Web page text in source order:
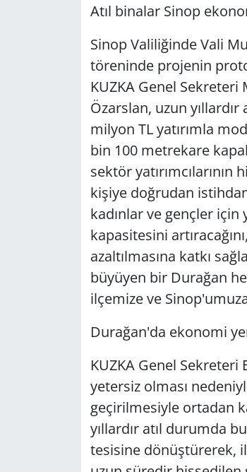
Atıl binalar Sinop
Sinop Valiliğinde Vali
töreninde projenin
KUZKA Genel
Özarslan, uzun
milyon TL yatırımla
bin 100 metrekare
sektör
kişiye doğrudan
kadınlar ve gençler için
kapasitesini
azaltılmasına katkı
büyüyen bir Durağan
ilçemize ve
Durağan'da ekonomi
KUZKA Genel
yetersiz olması
geçirilmesiyle ortadan
yıllardır atıl durumda
tesisine dönüştürerek,